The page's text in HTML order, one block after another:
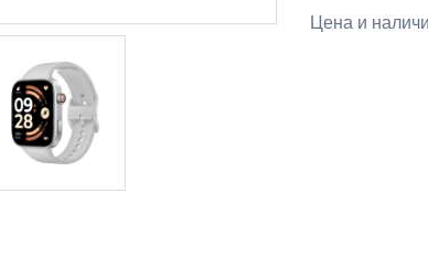
Цена и